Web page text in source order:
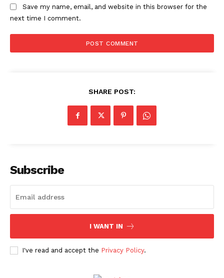
Save my name, email, and website in this browser for the
next time I comment.
SHARE POST:
Subscribe
I WANT IN
I've read and accept the Privacy Policy.